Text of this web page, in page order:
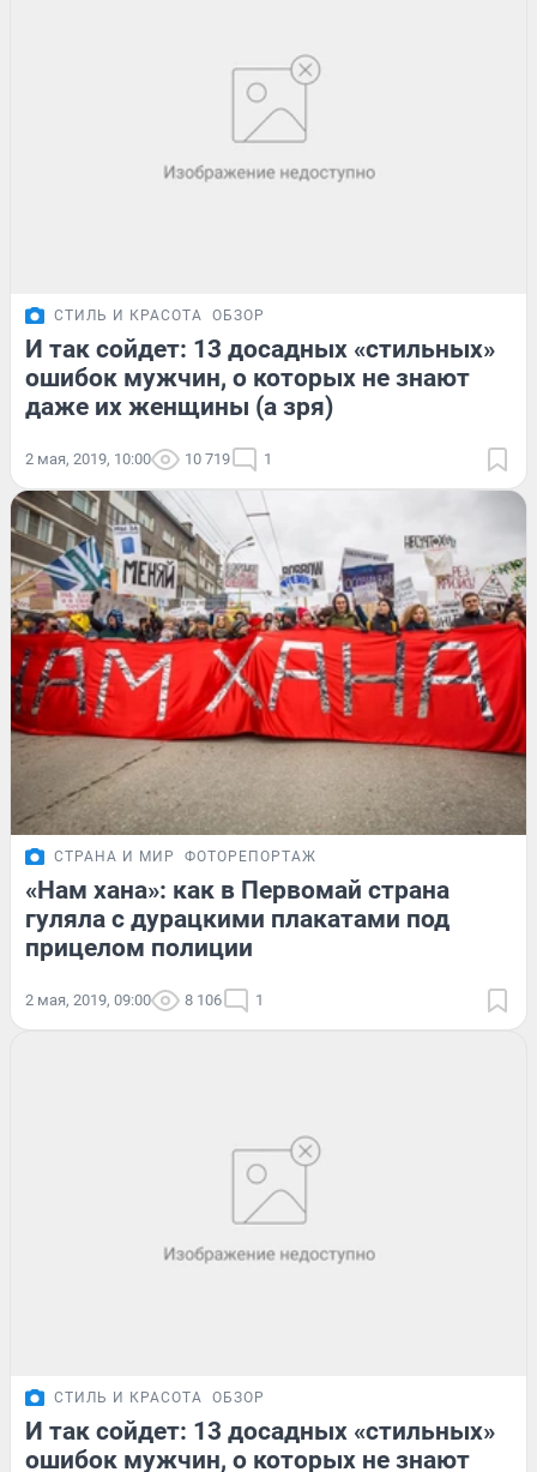
СТИЛЬ И КРАСОТА ОБЗОР
И так сойдет: 13 досадных «стильных»
ошибок мужчин, о которых не знают
даже их женщины (а зря)
2 мая, 2019, 10:00 10 719 1
СТРАНА И МИР ФОТОРЕПОРТАЖ
«Нам хана»: как в Первомай страна
гуляла с дурацкими плакатами под
прицелом полиции
2 мая, 2019, 09:00 8 106 1
СТИЛЬ И КРАСОТА ОБЗОР
И так сойдет: 13 досадных «стильных»
ошибок мужчин, о которых не знают